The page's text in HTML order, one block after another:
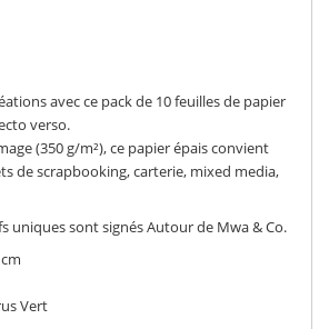
avec ce pack de 10 feuilles de papier
verso.
(350 g/m²), ce papier épais convient
de scrapbooking, carterie, mixed media,
uniques sont signés Autour de Mwa & Co.
Vert